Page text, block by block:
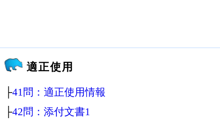
適正使用
├41問：適正使用情報
├42問：添付文書1